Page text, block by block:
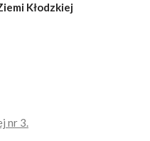
Kłodzkiej
nr 3.